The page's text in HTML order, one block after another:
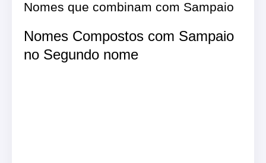
Nomes que combinam com Sampaio
Nomes Compostos com Sampaio
no Segundo nome